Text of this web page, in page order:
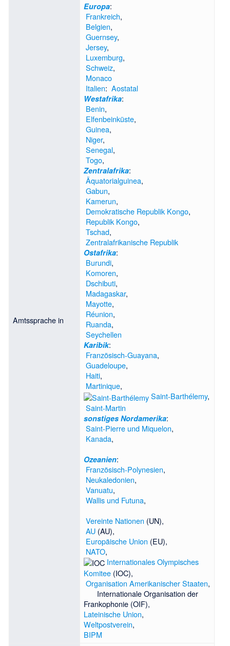
Amtssprache in
Europa:
Frankreich,
Belgien,
Guernsey,
Jersey,
Luxemburg,
Schweiz,
Monaco
Italien: Aostatal
Westafrika:
Benin,
Elfenbeinküste,
Guinea,
Niger,
Senegal,
Togo,
Zentralafrika:
Äquatorialguinea,
Gabun,
Kamerun,
Demokratische Republik Kongo,
Republik Kongo,
Tschad,
Zentralafrikanische Republik
Ostafrika:
Burundi,
Komoren,
Dschibuti,
Madagaskar,
Mayotte,
Réunion,
Ruanda,
Seychellen
Karibik:
Französisch-Guayana,
Guadeloupe,
Haiti,
Martinique,
Saint-Barthélemy,
Saint-Martin
sonstiges Nordamerika:
Saint-Pierre und Miquelon,
Kanada,
Ozeanien:
Französisch-Polynesien,
Neukaledonien,
Vanuatu,
Wallis und Futuna,
Vereinte Nationen (UN),
AU(AU),
Europäische Union (EU),
NATO,
Internationales Olympisches
Komitee(IOC),
Organisation Amerikanischer Staaten,
Internationale Organisation der
Frankophonie(OIF),
Lateinische Union,
Weltpostverein,
BIPM